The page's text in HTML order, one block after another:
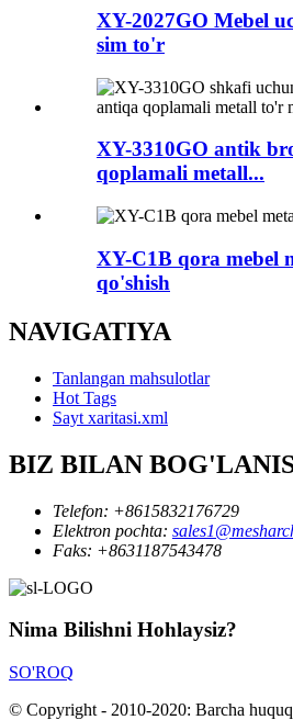
XY-2027GO Mebel
sim to'r
XY-3310GO antik
qoplamali metall...
XY-C1B qora mebel
qo'shish
NAVIGATIYA
Tanlangan mahsulotlar
Hot Tags
Sayt xaritasi.xml
BIZ BILAN
Telefon: +8615832176729
Elektron pochta:
Faks: +8631187543478
Nima Bilishni Hohlaysiz?
SO'ROQ
© Copyright - 2010-2020: Barcha